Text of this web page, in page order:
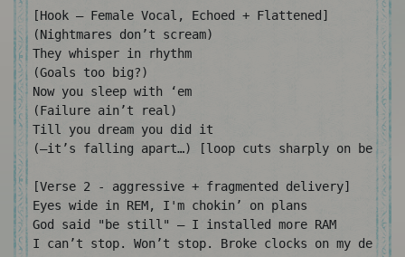
[Hook – Female Vocal, Echoed + Flattened]
(Nightmares don’t scream)
They whisper in rhythm
(Goals too big?)
Now you sleep with ‘em
(Failure ain’t real)
Till you dream you did it
(—it’s falling apart…) [loop cuts sharply on beat]
[Verse 2 - aggressive + fragmented delivery]
Eyes wide in REM, I'm chokin’ on plans
God said "be still" — I installed more RAM
I can’t stop. Won’t stop. Broke clocks on my desk